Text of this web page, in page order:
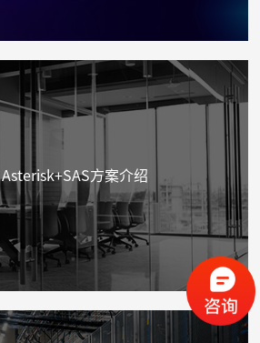
Asterisk+SAS方案介绍